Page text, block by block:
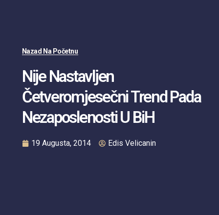
Nazad Na Početnu
Nije Nastavljen
Četveromjesečni Trend Pada
Nezaposlenosti U BiH
19 Augusta, 2014 Edis Velicanin